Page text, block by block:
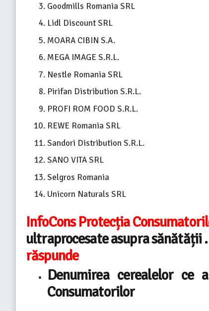
Goodmills Romania SRL
Lidl Discount SRL
MOARA CIBIN S.A.
MEGA IMAGE S.R.L.
Nestle Romania SRL
Pirifan Distribution S.R.L.
PROFI ROM FOOD S.R.L.
REWE Romania SRL
Sandori Distribution S.R.L.
SANO VITA SRL
Selgros Romania
Unicorn Naturals SRL
InfoCons Protecția
ultraprocesate asupra sănătății
răspunde
Denumirea cerealelor ce
Consumatorilor